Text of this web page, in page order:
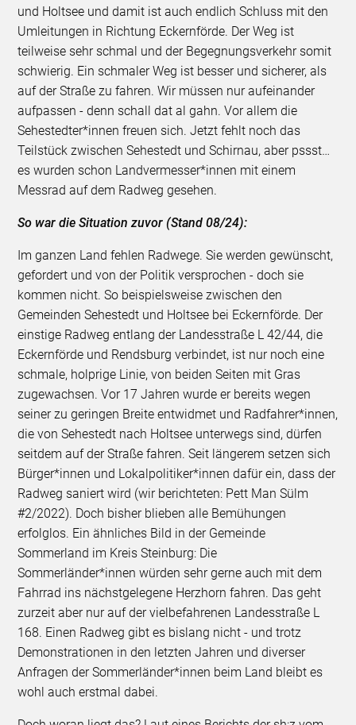
und Holtsee und damit ist auch endlich Schluss mit den
Umleitungen in Richtung Eckernförde. Der Weg ist
teilweise sehr schmal und der Begegnungsverkehr somit
schwierig. Ein schmaler Weg ist besser und sicherer, als
auf der Straße zu fahren. Wir müssen nur aufeinander
aufpassen - denn schall dat al gahn. Vor allem die
Sehestedter*innen freuen sich. Jetzt fehlt noch das
Teilstück zwischen Sehestedt und Schirnau, aber pssst…
es wurden schon Landvermesser*innen mit einem
Messrad auf dem Radweg gesehen.
So war die Situation zuvor (Stand 08/24):
Im ganzen Land fehlen Radwege. Sie werden gewünscht,
gefordert und von der Politik versprochen - doch sie
kommen nicht. So beispielsweise zwischen den
Gemeinden Sehestedt und Holtsee bei Eckernförde. Der
einstige Radweg entlang der Landesstraße L 42/44, die
Eckernförde und Rendsburg verbindet, ist nur noch eine
schmale, holprige Linie, von beiden Seiten mit Gras
zugewachsen. Vor 17 Jahren wurde er bereits wegen
seiner zu geringen Breite entwidmet und Radfahrer*innen,
die von Sehestedt nach Holtsee unterwegs sind, dürfen
seitdem auf der Straße fahren. Seit längerem setzen sich
Bürger*innen und Lokalpolitiker*innen dafür ein, dass der
Radweg saniert wird (wir berichteten: Pett Man Sülm
#2/2022). Doch bisher blieben alle Bemühungen
erfolglos. Ein ähnliches Bild in der Gemeinde
Sommerland im Kreis Steinburg: Die
Sommerländer*innen würden sehr gerne auch mit dem
Fahrrad ins nächstgelegene Herzhorn fahren. Das geht
zurzeit aber nur auf der vielbefahrenen Landesstraße L
168. Einen Radweg gibt es bislang nicht - und trotz
Demonstrationen in den letzten Jahren und diverser
Anfragen der Sommerländer*innen beim Land bleibt es
wohl auch erstmal dabei.